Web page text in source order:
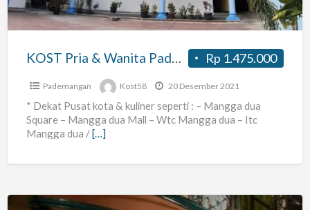
Barat
Rp 1.475.000
KOST Pria & Wanita Pademangan Barat
Pademangan Kost58 20 Desember 2021
* Dekat Pusat kota & kuliner seperti : – Mangga dua
Square – Mangga dua Mall – Wtc Mangga dua – Itc
Mangga dua /[…]